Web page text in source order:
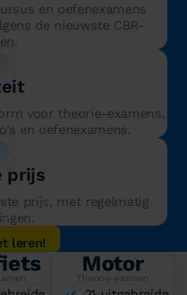
en oefenexamens
de nieuwste CBR-
voor theorie-examens,
en oefenexamens.
prijs
prijs, met regelmatig
leren!
Motor
Theorie-examen